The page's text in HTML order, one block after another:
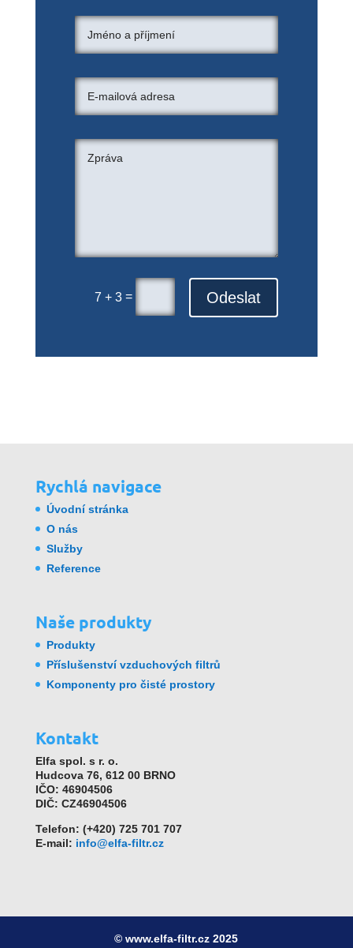
7 + 3 = Odeslat
Rychlá navigace
Úvodní stránka
O nás
Služby
Reference
Naše produkty
Produkty
Příslušenství vzduchových filtrů
Komponenty pro čisté prostory
Kontakt
Elfa spol. s r. o.
Hudcova 76, 612 00 BRNO
IČO: 46904506
DIČ: CZ46904506
Telefon: (+420) 725 701 707
E-mail: info@elfa-filtr.cz
© www.elfa-filtr.cz 2025